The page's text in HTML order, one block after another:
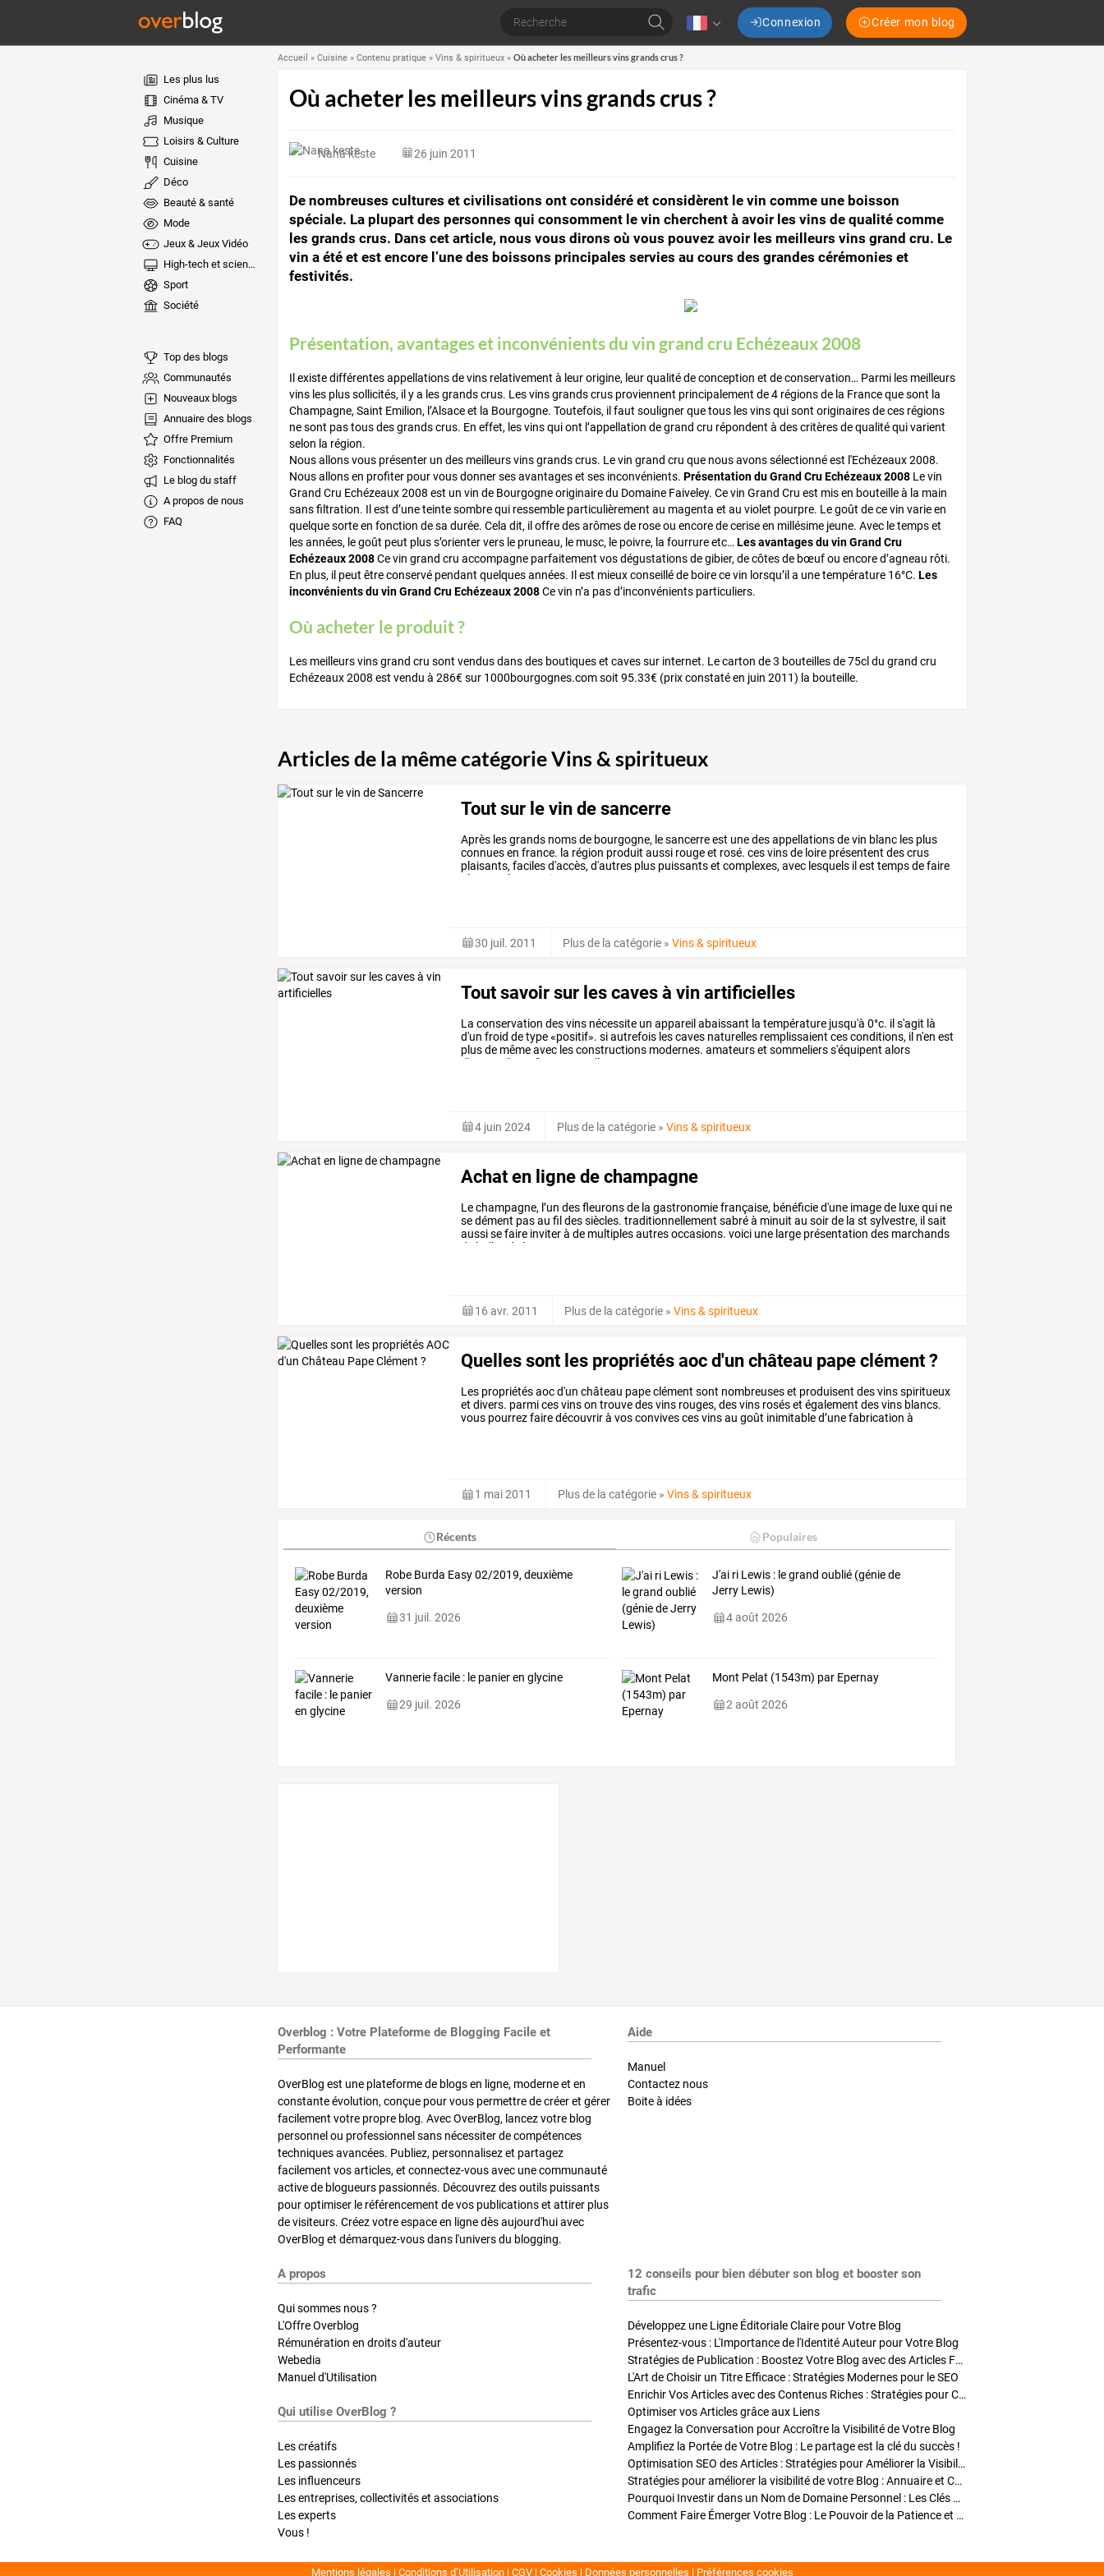
Connexion Créer mon blog
Les plus lus
Cinéma & TV
Musique
Loisirs & Culture
Cuisine
Déco
Beauté & santé
Mode
Jeux & Jeux Vidéo
High-tech et sciences
Sport
Société
Top des blogs
Communautés
Nouveaux blogs
Annuaire des blogs
Offre Premium
Fonctionnalités
Le blog du staff
A propos de nous
FAQ
Accueil » Cuisine» Contenu pratique» Vins & spiritueux» Où acheter les meilleurs vins grands crus ?
Où acheter les meilleurs vins grands crus ?
Nana keste 26 juin 2011
De nombreuses cultures et civilisations ont considéré et considèrent le vin comme une boisson
spéciale. La plupart des personnes qui consomment le vin cherchent à avoir les vins de qualité comme
les grands crus. Dans cet article, nous vous dirons où vous pouvez avoir les meilleurs vins grand cru. Le
vin a été et est encore l’une des boissons principales servies au cours des grandes cérémonies et
festivités.
Présentation, avantages et inconvénients du vin grand cru Echézeaux 2008
Il existe différentes appellations de vins relativement à leur origine, leur qualité de conception et de conservation… Parmi les meilleurs
vins les plus sollicités, il y a les grands crus. Les vins grands crus proviennent principalement de 4 régions de la France que sont la
Champagne, Saint Emilion, l’Alsace et la Bourgogne. Toutefois, il faut souligner que tous les vins qui sont originaires de ces régions
ne sont pas tous des grands crus. En effet, les vins qui ont l’appellation de grand cru répondent à des critères de qualité qui varient
selon la région.
Nous allons vous présenter un des meilleurs vins grands crus. Le vin grand cru que nous avons sélectionné est l'Echézeaux 2008.
Nous allons en profiter pour vous donner ses avantages et ses inconvénients. Présentation du Grand Cru Echézeaux 2008Le vin
Grand Cru Echézeaux 2008 est un vin de Bourgogne originaire du Domaine Faiveley. Ce vin Grand Cru est mis en bouteille à la main
sans filtration. Il est d’une teinte sombre qui ressemble particulièrement au magenta et au violet pourpre. Le goût de ce vin varie en
quelque sorte en fonction de sa durée. Cela dit, il offre des arômes de rose ou encore de cerise en millésime jeune. Avec le temps et
les années, le goût peut plus s’orienter vers le pruneau, le musc, le poivre, la fourrure etc… Les avantages du vin Grand Cru
Echézeaux 2008Ce vin grand cru accompagne parfaitement vos dégustations de gibier, de côtes de bœuf ou encore d’agneau rôti.
En plus, il peut être conservé pendant quelques années. Il est mieux conseillé de boire ce vin lorsqu’il a une température 16°C. Les
inconvénients du vin Grand Cru Echézeaux 2008Ce vin n’a pas d’inconvénients particuliers.
Où acheter le produit ?
Les meilleurs vins grand cru sont vendus dans des boutiques et caves sur internet. Le carton de 3 bouteilles de 75cl du grand cru
Echézeaux 2008 est vendu à 286€ sur 1000bourgognes.com soit 95.33€ (prix constaté en juin 2011) la bouteille.
Articles de la même catégorie Vins & spiritueux
Tout sur le vin de sancerre
Après les grands noms de bourgogne, le sancerre est une des appellations de vin blanc les plus
connues en france. la région produit aussi rouge et rosé. ces vins de loire présentent des crus
plaisants, faciles d'accès, d'autres plus puissants et complexes, avec lesquels il est temps de faire
plus ample connaissance.
30 juil. 2011 Plus de la catégorie »Vins & spiritueux
Tout savoir sur les caves à vin artificielles
La conservation desvins nécessite un appareil abaissant la température jusqu'à 0°c. il s'agit là
d'un froid detype«positif». siautrefois lescaves naturelles remplissaient cesconditions, il n'en est
plusde mêmeavec lesconstructions modernes. amateurset sommelierss'équipent alors
d'appareils
performants telles
4 juin 2024 Plus de la catégorie »Vins & spiritueux
Achat en ligne de champagne
Lechampagne, l’un desfleuronsde la gastronomiefrançaise, bénéficied'une imagede luxequi ne
sedément pasau fil dessiècles. traditionnellement sabréà minuit au soirde la st sylvestre, il sait
aussisefaire inviterà de multiplesautresoccasions. voici une large présentation des marchands
de
bulles de la
16 avr. 2011 Plus de la catégorie »Vins & spiritueux
Quelles sont les propriétés aoc d'un château pape clément ?
Les propriétésaocd'un château papeclément sont nombreuseset produisent desvinsspiritueux
et divers. parmicesvinson trouvedesvins rouges, desvins roséset également desvins blancs.
vous pourrezfairedécouvrirà vosconvivescesvinsau goût inimitabled’unefabrication à
1 mai 2011 Plus de la catégorie »Vins & spiritueux
Récents Populaires
Robe Burda Easy 02/2019, deuxième
version
31 juil. 2026
J'ai ri Lewis : le grand oublié (génie de
Jerry Lewis)
4 août 2026
Vannerie facile : le panier en glycine
29 juil. 2026
Mont Pelat (1543m) par Epernay
2 août 2026
Overblog : Votre Plateforme de Blogging Facile et
Performante
OverBlog est une plateforme de blogs en ligne, moderne et en
constante évolution, conçue pour vous permettre de créer et gérer
facilement votre propre blog. Avec OverBlog, lancez votre blog
personnel ou professionnel sans nécessiter de compétences
techniques avancées. Publiez, personnalisez et partagez
facilement vos articles, et connectez-vous avec une communauté
active de blogueurs passionnés. Découvrez des outils puissants
pour optimiser le référencement de vos publications et attirer plus
de visiteurs. Créez votre espace en ligne dès aujourd'hui avec
OverBlog et démarquez-vous dans l'univers du blogging.
Aide
Manuel
Contactez nous
Boite à idées
A propos
Qui sommes nous ?
L'Offre Overblog
Rémunération en droits d'auteur
Webedia
Manuel d'Utilisation
Qui utilise OverBlog ?
Les créatifs
Les passionnés
Les influenceurs
Les entreprises, collectivités et associations
Les experts
Vous !
12 conseils pour bien débuter son blog et booster son
trafic
Développez une Ligne Éditoriale Claire pour Votre Blog
Présentez-vous : L'Importance de l'Identité Auteur pour Votre Blog
Stratégies de Publication : Boostez Votre Blog avec des Articles Fréquents et Exclusifs
L'Art de Choisir un Titre Efficace : Stratégies Modernes pour le SEO
Enrichir Vos Articles avec des Contenus Riches : Stratégies pour Captiver et Optimiser
Optimiser vos Articles grâce aux Liens
Engagez la Conversation pour Accroître la Visibilité de Votre Blog
Amplifiez la Portée de Votre Blog : Le partage est la clé du succès !
Optimisation SEO des Articles : Stratégies pour Améliorer la Visibilité de Votre Blog
Stratégies pour améliorer la visibilité de votre Blog : Annuaire et Collaborations
Pourquoi Investir dans un Nom de Domaine Personnel : Les Clés de la Réussite de Votre Blog
Comment Faire Émerger Votre Blog : Le Pouvoir de la Patience et de la Persévérance
Mentions légales Conditions d’Utilisation CGV Cookies Données personnelles Préférences cookies